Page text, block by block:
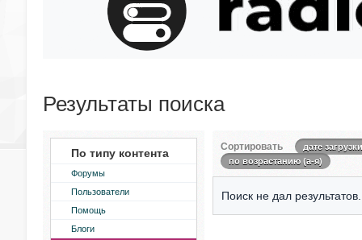
Результаты поиска
По типу контента
Форумы
Пользователи
Помощь
Блоги
Сортировать
дате загрузки
по возрастанию (а-я)
Поиск не дал результатов.